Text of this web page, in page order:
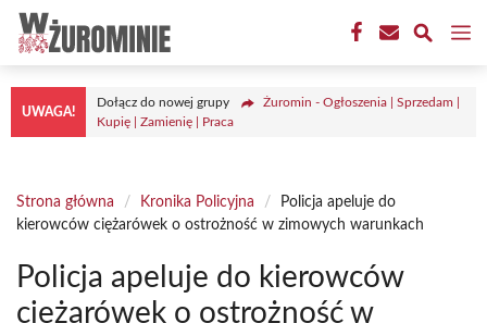
Przejdź
treści
UWAGA!
Dołącz do nowej grupy
Żuromin - Ogłoszenia | Sprzedam |
Kupię | Zamienię | Praca
Strona główna / Kronika Policyjna /
Policja apeluje do
kierowców ciężarówek o ostrożność w zimowych warunkach
Policja apeluje do kierowców
ciężarówek o ostrożność w